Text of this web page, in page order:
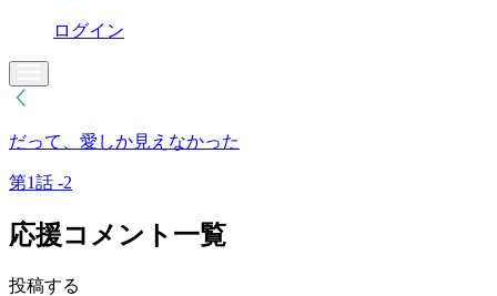
ログイン
だって、愛しか見えなかった
第1話 -2
応援コメント一覧
投稿する